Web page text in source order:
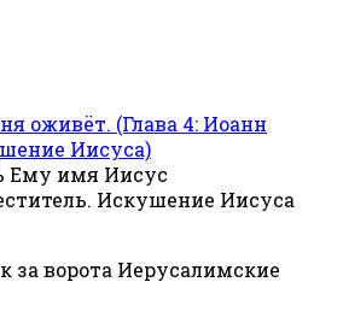
Ему имя Иисус
Искушение Иисуса
за ворота Иерусалимские